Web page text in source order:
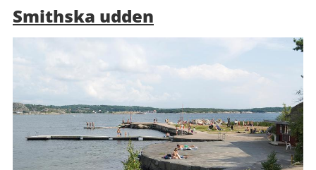
Smithska udden